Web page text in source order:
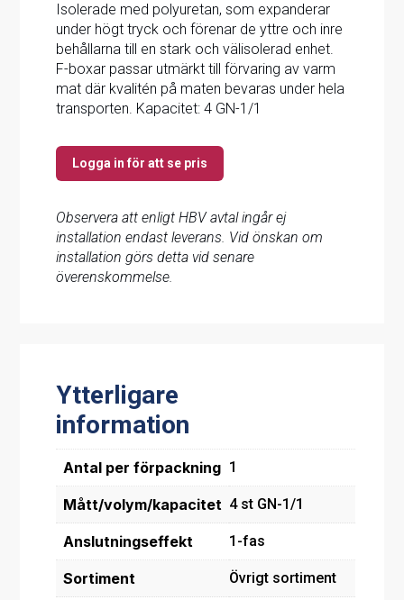
Isolerade med polyuretan, som expanderar
under högt tryck och förenar de yttre och inre
behållarna till en stark och välisolerad enhet.
F-boxar passar utmärkt till förvaring av varm
mat där kvalitén på maten bevaras under hela
transporten. Kapacitet: 4 GN-1/1
Logga in för att se pris
Observera att enligt HBV avtal ingår ej
installation endast leverans. Vid önskan om
installation görs detta vid senare
överenskommelse.
Ytterligare
information
Antal per förpackning 1
Mått/volym/kapacitet 4 st GN-1/1
Anslutningseffekt 1-fas
Sortiment Övrigt sortiment